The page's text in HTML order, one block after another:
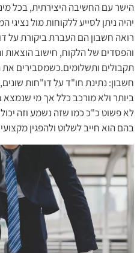
הישר עם החשיבה היצירתית, בכל
יהיה ניתן לסייע ללקוחות מול
רואה חשבון הם העברת ביקורת על
והפסדים של הלקוח, חישוב הוצאות
תקבולים ותשלומים.כשמסבירים
חשבון: נתינת חו"ד על דו"חות
ביותר ולא מורכב כלל אך מי
לא פשוט כ"כ כמו שזה נשמע וזה יכול
בהם הוא חייב לשלוט ולהפגין